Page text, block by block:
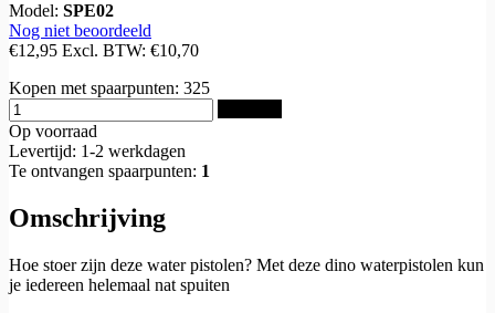
Model: SPE02
Nog niet beoordeeld
€12,95 Excl. BTW: €10,70
Kopen met spaarpunten: 325
Op voorraad
Levertijd: 1-2 werkdagen
Te ontvangen spaarpunten: 1
Omschrijving
Hoe stoer zijn deze water pistolen? Met deze dino waterpistolen kun
je iedereen helemaal nat spuiten